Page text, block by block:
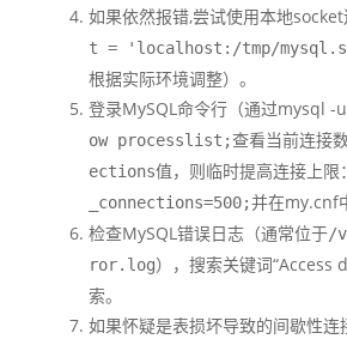
如果依然报错,尝试使用本地socket
t = 'localhost:/tmp/
根据实际环境调整）。
登录MySQL命令行（通过mysql -
ow processlist;查看当前连接
ections值，则临时提高连接上限：
_connections=500;并在my.cnf
检查MySQL错误日志（通常位于/
ror.log），搜索关键词“Access
索。
如果怀疑是表损坏导致的间歇性连